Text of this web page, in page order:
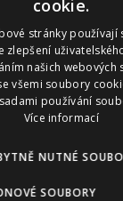
Týdenní
Týdenní
cookie.
stránky používají
zlepšení
našich webových
všemi soubory
používání
Více informací
NUTNÉ
SOUBORY